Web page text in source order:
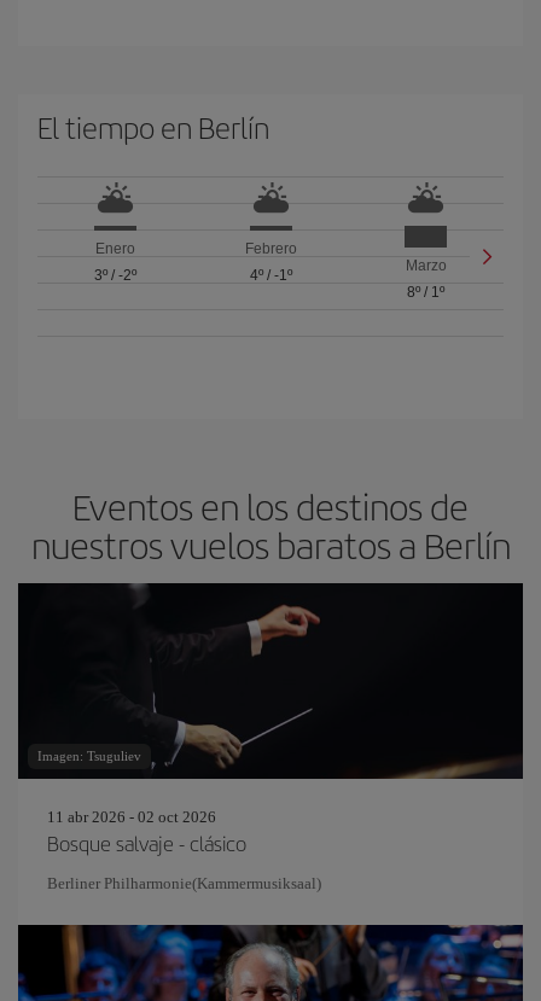
El tiempo en Berlín
Enero
3º/ -2º
Febrero
4º/ -1º
Marzo
8º / 1º
Eventos en los destinos de
nuestros vuelos baratos a Berlín
Imagen: Tsuguliev
11 abr 2026 - 02 oct 2026
Bosque salvaje - clásico
Berliner Philharmonie(Kammermusiksaal)